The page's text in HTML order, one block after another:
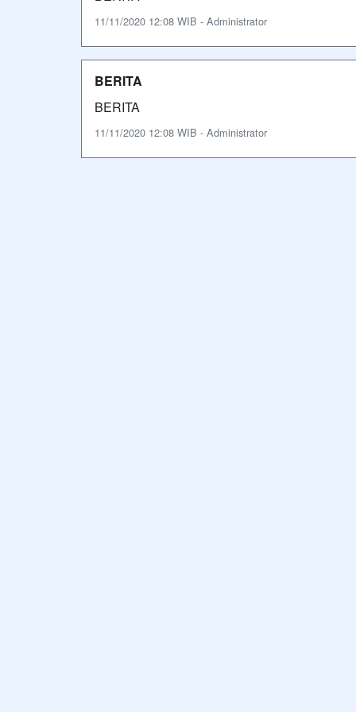
11/11/2020 12:08 WIB - Administrator
BERITA
BERITA
11/11/2020 12:08 WIB - Administrator